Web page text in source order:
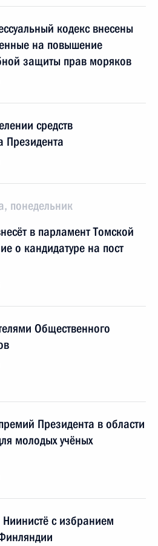
кодекс внесены
на повышение
защиты прав моряков
средств
Президента
понедельник
в парламент Томской
о кандидатуре на пост
Общественного
Президента в области
молодых учёных
с избранием